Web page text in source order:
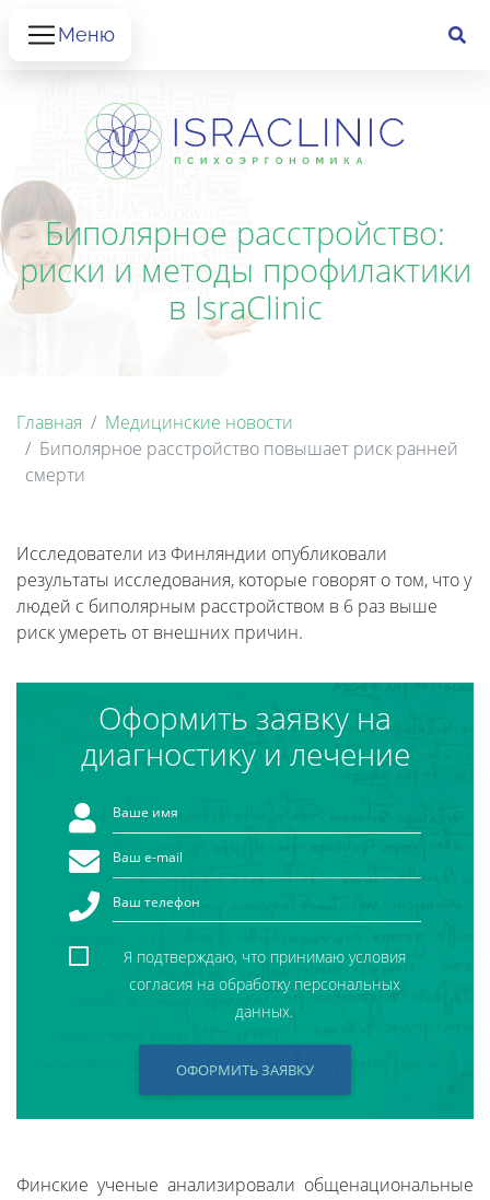
Меню
Биполярное расстройство:
риски и методы профилактики
в IsraClinic
Главная
Медицинские новости
Биполярное расстройство повышает риск ранней
смерти
Исследователи из Финляндии опубликовали
результаты исследования, которые говорят о том, что у
людей с биполярным расстройством в 6 раз выше
риск умереть от внешних причин.
Оформить заявку на
диагностику и лечение
Я подтверждаю, что принимаю условия
согласия на обработку персональных
данных.
ОФОРМИТЬ ЗАЯВКУ
Финские ученые анализировали общенациональные